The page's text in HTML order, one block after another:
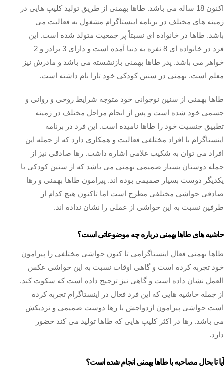
اکنون 18 ساله می باشد. طاها بهمنی از طریق تولید کلیپ هایی در
زمینه های مختلف در برنامه اینستاگرام مشغول به فعالیت می
باشد. طاها در خانواده ای نسبتاً پر جمعیت متولد شده است. این
فرد در خانواده ای 8 نفره به دنیا آمده است و دارای 3 برادر و 2
خواهر می باشد. پدر طاها بهمنی بازنشسته می باشد و مادرش نیز
معلم است. بهمنی در سنین کودکی خود تارا نام داشته است.
طاها بهمنی از سنین نوجوانی خود متوجه شرایط روحی و روانی و
جسمی خود شده است و پس از انجام مراحل مختلف در زمینه
تطبیق جنسیت خود را طاها نامیده است. این فرد در برنامه
اینستاگرام با افراد مختلفی فعالیت و همکاری دارد که از جمله این
افراد می توان به شکیب غلامی اشاره داشت. رها صادقی نیز از
جمله دوستان بسیار صمیمی بهمنی می‌ باشد که از سنین کودکی با
یکدیگر دوست بسیار صمیمی بوده اند. پيرامون طاها بهمنی و رها
صادقی حواشی مختلفی مطرح است اما تاکنون هیچ کدام از
طرفین نسبت به این حواشی از عملی را نشان نداده اند.
حاشیه های طاها بهمنی درباره چه موضوعاتی است؟
طاها بهمنی فعال اینستاگرامی تا کنون حواشی مختلفی را پیرامون
خود تجربه کرده است و گاهی اوقات نسبت به این حواشی عکس
العمل نشان داده است و گاهی نیز ترجیح داده است که سکوت کند.
از جمله حاشيه هایی که این فرد فعال در اینستاگرام تجربه کرده
است حواشی پیرامون ازدواجش با رها دوست صمیمی و نزدیکش
می باشد. رها در اکثر کلیپ هایی که طاها تولید می کند حضور
دارد.
آیا تا بحال مصاحبه با طاها بهمنی انجام شده است؟